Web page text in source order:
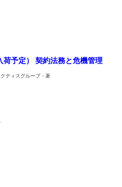
荷予定） 契約法務と危機管理
ティスグループ・著